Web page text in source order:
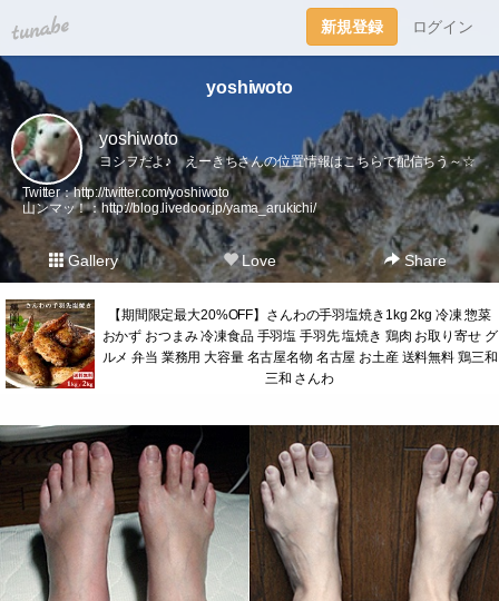
tuna.be 新規登録 ログイン
yoshiwoto
yoshiwoto
ヨシヲだよ♪ えーきちさんの位置情報はこちらで配信ちう～☆
Twitter：http://twitter.com/yoshiwoto
山ンマッ！：http://blog.livedoor.jp/yama_arukichi/
Gallery Love Share
【期間限定最大20%OFF】さんわの手羽塩焼き1kg 2kg 冷凍 惣菜
おかず おつまみ 冷凍食品 手羽塩 手羽先 塩焼き 鶏肉 お取り寄せ グ
ルメ 弁当 業務用 大容量 名古屋名物 名古屋 お土産 送料無料 鶏三和
三和 さんわ